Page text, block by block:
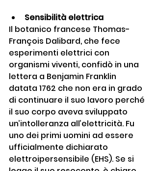
Sensibilità elettrica
Il botanico francese Thomas-
François Dalibard, che fece
esperimenti elettrici con
organismi viventi, confidò in una
lettera a Benjamin Franklin
datata 1762 che non era in grado
di continuare il suo lavoro perché
il suo corpo aveva sviluppato
un’intolleranza all’elettricità. Fu
uno dei primi uomini ad essere
ufficialmente dichiarato
elettroipersensibile (EHS). Se si